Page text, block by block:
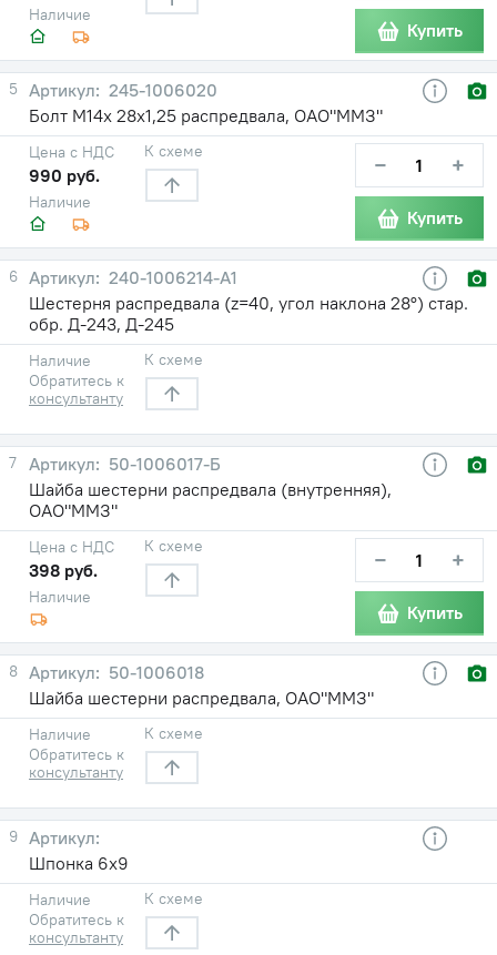
Наличие
Купить
5
245-1006020
Болт М14х 28х1,25 распредвала, ОАО"ММЗ"
Наличие
Цена с НДС
990 руб.
К схеме − +
Купить
6
240-1006214-А1
Шестерня распредвала (z=40, угол наклона 28°) стар.
обр. Д-243, Д-245
Наличие
Обратитесь к
консультанту
К схеме
7
50-1006017-Б
Шайба шестерни распредвала (внутренняя),
ОАО"ММЗ"
Наличие
Цена с НДС
398 руб.
К схеме − +
Купить
8
50-1006018
Шайба шестерни распредвала, ОАО"ММЗ"
Наличие
Обратитесь к
консультанту
К схеме
9
Шпонка 6х9
Наличие
Обратитесь к
консультанту
К схеме